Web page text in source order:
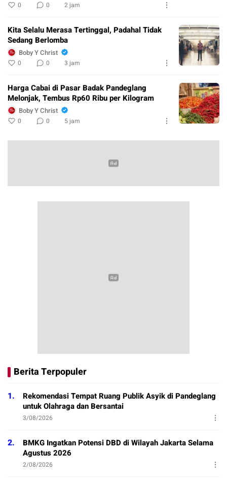
0 0 2 jam
Kita Selalu Merasa Tertinggal, Padahal Tidak
Sedang Berlomba
Boby Y Christ
0 0 3 jam
Harga Cabai di Pasar Badak Pandeglang
Melonjak, Tembus Rp60 Ribu per Kilogram
Boby Y Christ
0 0 5 jam
Berita Terpopuler
1.
Rekomendasi Tempat Ruang Publik Asyik di Pandeglang
untuk Olahraga dan Bersantai
3/08/2026
2.
BMKG Ingatkan Potensi DBD di Wilayah Jakarta Selama
Agustus 2026
2/08/2026